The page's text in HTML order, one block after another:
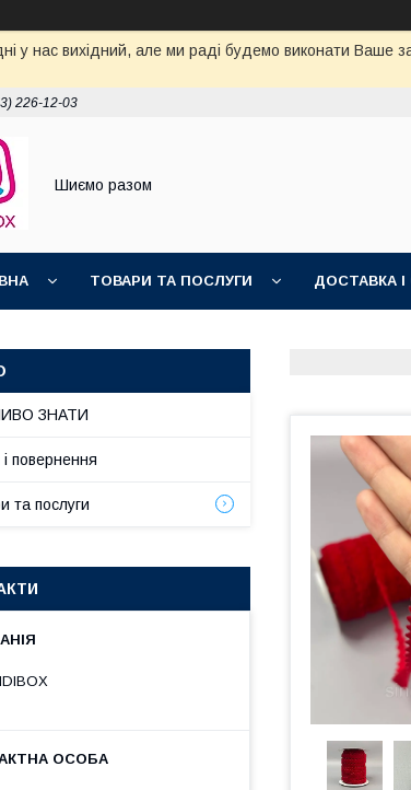
у нас вихідний, але ми раді будемо виконати Ваше
226-12-03
Шиємо разом
ТОВАРИ ТА ПОСЛУГИ ДОСТАВКА
ЗНАТИ
повернення
та послуги